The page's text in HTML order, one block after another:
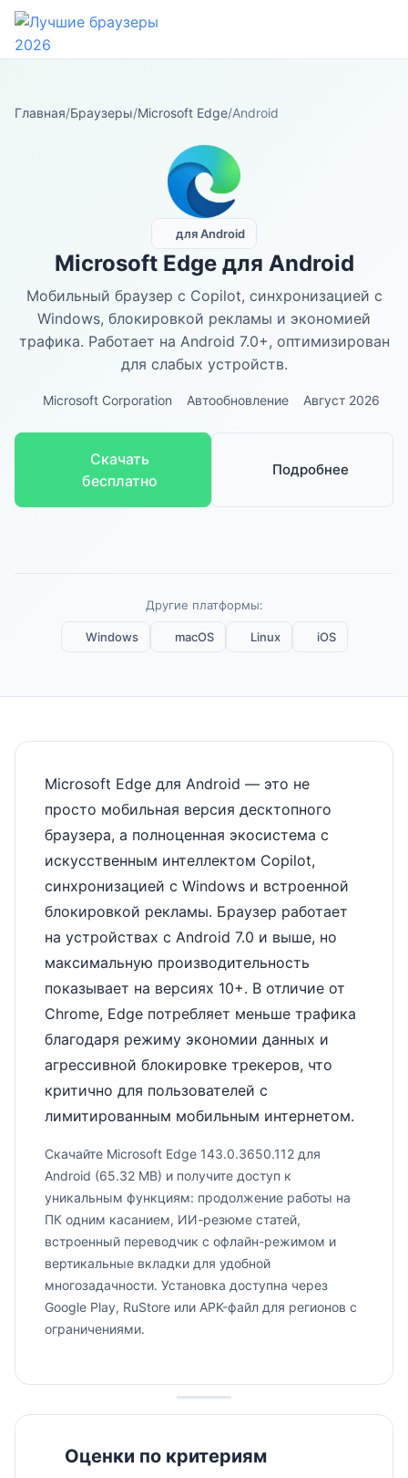
Главная/Браузеры/Microsoft Edge/Android
для Android
Microsoft Edge для Android
Мобильный браузер с Copilot, синхронизацией с
Windows, блокировкой рекламы и экономией
трафика. Работает на Android 7.0+, оптимизирован
для слабых устройств.
Microsoft Corporation Автообновление Август 2026
Скачать
бесплатно
Подробнее
Другие платформы:
Windows macOS Linux iOS
Microsoft Edge для Android — это не
просто мобильная версия десктопного
браузера, а полноценная экосистема с
искусственным интеллектом Copilot,
синхронизацией с Windows и встроенной
блокировкой рекламы. Браузер работает
на устройствах с Android 7.0 и выше, но
максимальную производительность
показывает на версиях 10+. В отличие от
Chrome, Edge потребляет меньше трафика
благодаря режиму экономии данных и
агрессивной блокировке трекеров, что
критично для пользователей с
лимитированным мобильным интернетом.
Скачайте Microsoft Edge 143.0.3650.112 для
Android (65.32 MB) и получите доступ к
уникальным функциям: продолжение работы на
ПК одним касанием, ИИ-резюме статей,
встроенный переводчик с офлайн-режимом и
вертикальные вкладки для удобной
многозадачности. Установка доступна через
Google Play, RuStore или APK-файл для регионов с
ограничениями.
Оценки по критериям